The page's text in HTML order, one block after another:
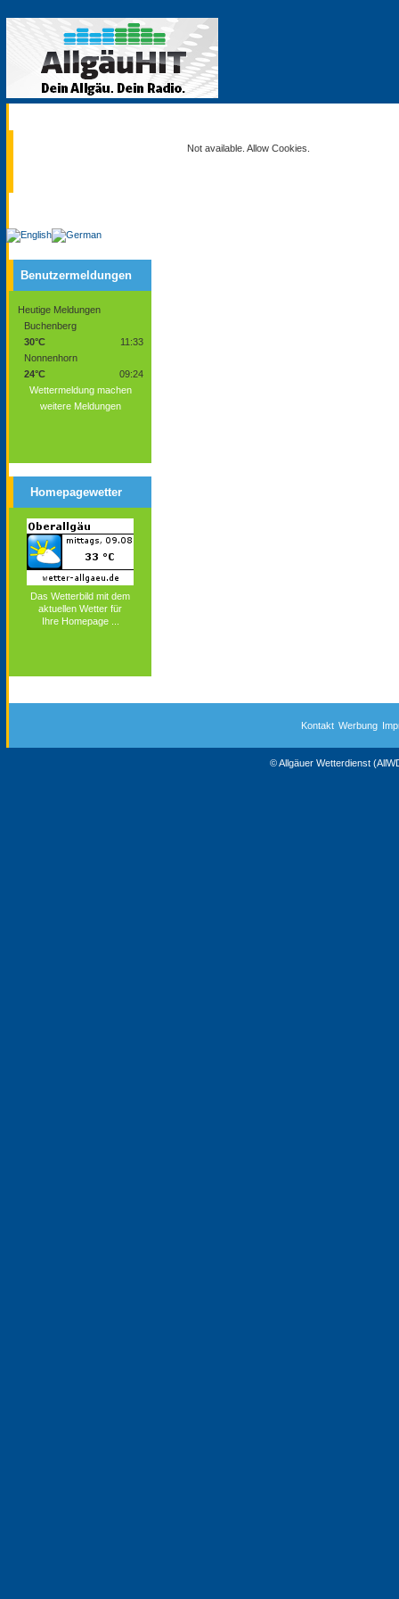
Benutzermeldungen
Heutige Meldungen
Buchenberg
30°C
11:33
Nonnenhorn
24°C
09:24
Wettermeldung machen
weitere Meldungen
Homepagewetter
Das Wetterbild mit dem
aktuellen Wetter für
Ihre Homepage ...
Not available. Allow Cookies.
Kontakt Werbung
© Allgäuer Wetterdienst